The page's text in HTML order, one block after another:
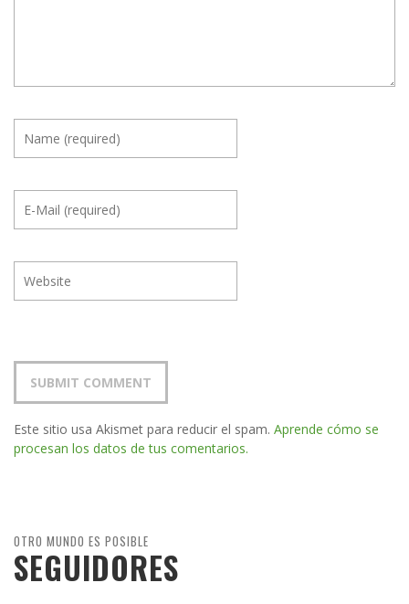
Este sitio usa Akismet para reducir el spam. Aprende cómo se
procesan los datos de tus comentarios.
OTRO MUNDO ES POSIBLE
SEGUIDORES